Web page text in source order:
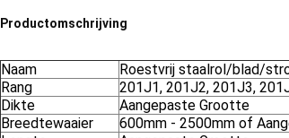
Productomschrijving
Naam
Roestvrij staalrol/blad/
Rang
201J1, 201J2, 201J3,
Dikte
Aangepaste Grootte
Breedtewaaier
600mm - 2500mm of